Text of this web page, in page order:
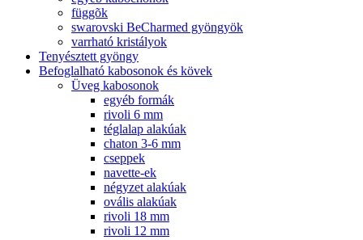
függõk
swarovski BeCharmed gyöngyök
varrható kristályok
Tenyésztett gyöngy
Befoglalható kabosonok és kövek
Üveg kabosonok
egyéb formák
rivoli 6 mm
téglalap alakúak
chaton 3-6 mm
cseppek
navette-ek
négyzet alakúak
ovális alakúak
rivoli 18 mm
rivoli 12 mm